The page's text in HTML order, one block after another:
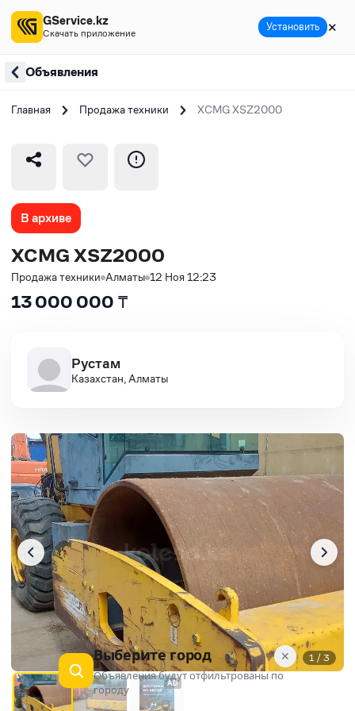
Объявления
Главная Продажа техники XCMG XSZ2000
В архиве
XCMG XSZ2000
Продажа техники Алматы 12 Ноя 12:23
13 000 000 ₸
Рустам
Казахстан, Алматы
1 / 3
AD
GService.kz
Скачать приложение Установить ✕
✕
Выберите город
Объявления будут отфильтрованы по
городу